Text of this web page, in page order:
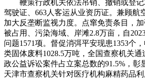
鞭策行政机关依法吊销、撤销或登记
驾驶证、663人客运从业资历证。兼顾航
加大反垄断监视力度。点窜免责条目，
被占用、污染海域、岸滩2.8万亩，自
问题1571项。督促消弭平安现患1353个
类固体废料1028.5万吨，全国查察机关
政公益诉讼案件占立案总数的91.5%，彰
天津市查察机关针对医疗机构麻精药品